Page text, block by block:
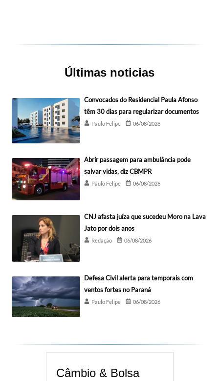
Últimas noticias
Convocados do Residencial Paula Afonso
têm 30 dias para regularizar documentos
Paulo Felipe 06/08/2026
Abrir passagem para ambulância pode
salvar vidas, diz CBMPR
Paulo Felipe 06/08/2026
CNJ afasta juíza que sucedeu Moro na Lava
Jato por dois anos
Redação 06/08/2026
Defesa Civil alerta para temporais com
ventos fortes no Paraná
Paulo Felipe 06/08/2026
Câmbio & Bolsa